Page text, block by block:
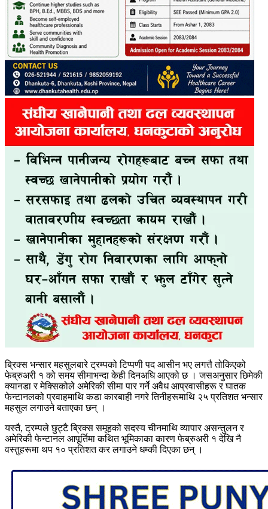
ब्रिक्स भन्सार महसुलबारे ट्रम्पको टिप्पणी पद आसीन भए लगत्तै तोकिएको
फेब्रुअरी १ को समय सीमाभन्दा केही दिनअघि आएको छ । जसअनुसार छिमेकी
क्यानडा र मेक्सिकोले अमेरिकी सीमा पार गर्ने अवैध आप्रवासीहरू र घातक
फेन्टानलको प्रवाहमाथि कडा कारबाही नगरे तिनीहरूमाथि २५ प्रतिशत भन्सार
महसुल लगाउने बताएका छन् ।
यस्तै, ट्रम्पले छुट्टै ब्रिक्स समूहको सदस्य चीनमाथि व्यापार असन्तुलन र
अमेरिकी फेन्टानल आपूर्तिमा कथित भूमिकाका कारण फेब्रुअरी १ देखि नै
वस्तुहरूमा थप १० प्रतिशत कर लगाउने धम्की दिएका छन् ।